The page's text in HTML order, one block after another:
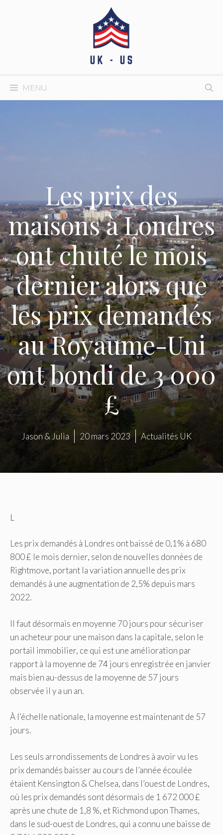
MENU
Les prix des
maisons à Londres
ont chuté le mois
dernier alors que
les prix demandés
au Royaume-Uni
ont bondi de 3 000
£
Jason & Julia 20 mars 2023 Actualités UK
L
Les prix demandés à Londres ont baissé de 0,1% à 680
800 £ le mois dernier, selon de nouvelles données de
Rightmove, portant la variation annuelle des prix
demandés à une augmentation de 2,5% depuis mars
2022.
Il faut désormais en moyenne 70 jours pour sécuriser
un acheteur pour une maison dans la capitale, selon le
portail immobilier, ce qui est une amélioration par
rapport à la moyenne de 74 jours enregistrée en janvier
mais bien au-dessus de la moyenne de 57 jours
observée il y a un an.
À l’échelle nationale, la moyenne est maintenant de 57
jours.
Les seuls arrondissements de Londres à avoir vu les
prix demandés baisser au cours de l’année écoulée
étaient Kensington & Chelsea, dans l’ouest de Londres,
où les prix demandés sont désormais de 1 672 000 £
après une chute de 1,8 %, et Richmond upon Thames,
dans le sud-ouest de Londres, qui a connu une baisse de